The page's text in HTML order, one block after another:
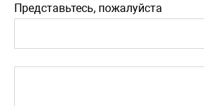
Представьтесь, пожалуйста